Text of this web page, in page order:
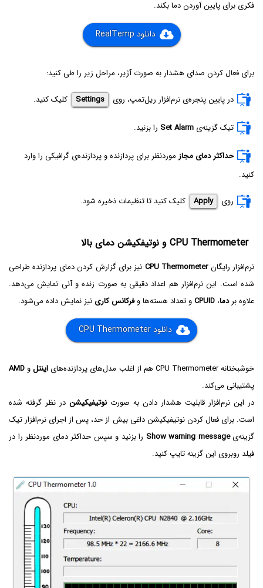
فکری برای پایین آوردن دما بکند.
دانلود RealTemp
برای فعال کردن صدای هشدار به صورت آژیر، مراحل زیر را طی کنید:
در پایین پنجره‌ی نرم‌افزار ریل‌تمپ، روی Settings کلیک کنید.
تیک گزینه‌ی Set Alarm‌ را بزنید.
حداکثر دمای مجازموردنظر برای پردازنده و پردازنده‌ی گرافیکی را وارد
کنید.
روی Apply کلیک کنید تا تنظیمات ذخیره شود.
CPU Thermometer و نوتیفکیشن دمای بالا
نرم‌افزار رایگانCPU Thermometer نیز برای گزارش کردن دمای پردازنده طراحی
شده است. این نرم‌افزار هم اعداد دقیقی به صورت زنده و آنی نمایش می‌دهد.
علاوه بردما، CPUIDو تعداد هسته‌ها وفرکانس کاری نیز نمایش داده می‌شود.
دانلود CPU Thermometer
خوشبختانه CPU Thermometer هم از اغلب مدل‌های پردازنده‌های اینتلو AMD
پشتیبانی می‌کند.
در این نرم‌افزار قابلیت هشدار دادن به صورت نوتیفیکیشن در نظر گرفته شده
است. برای فعال کردن نوتیفیکیشن داغی بیش از حد، پس از اجرای نرم‌افزار تیک
گزینه‌یShow warning message را بزنید و سپس حداکثر دمای موردنظر را در
فیلد روبروی این گزینه تایپ کنید.